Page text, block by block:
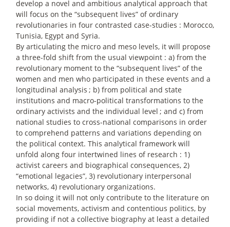
develop a novel and ambitious analytical approach that
will focus on the “subsequent lives” of ordinary
revolutionaries in four contrasted case-studies : Morocco,
Tunisia, Egypt and Syria.
By articulating the micro and meso levels, it will propose
a three-fold shift from the usual viewpoint : a) from the
revolutionary moment to the “subsequent lives” of the
women and men who participated in these events and a
longitudinal analysis ; b) from political and state
institutions and macro-political transformations to the
ordinary activists and the individual level ; and c) from
national studies to cross-national comparisons in order
to comprehend patterns and variations depending on
the political context. This analytical framework will
unfold along four intertwined lines of research : 1)
activist careers and biographical consequences, 2)
“emotional legacies”, 3) revolutionary interpersonal
networks, 4) revolutionary organizations.
In so doing it will not only contribute to the literature on
social movements, activism and contentious politics, by
providing if not a collective biography at least a detailed